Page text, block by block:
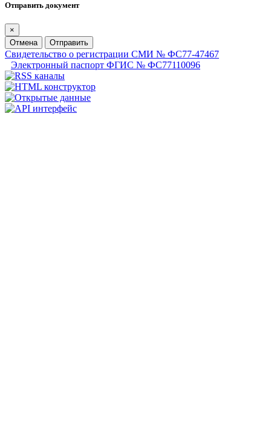
Отправить документ
×
Отмена
Отправить
Свидетельство о регистрации СМИ № ФС77-47467
Электронный паспорт ФГИС № ФС77110096